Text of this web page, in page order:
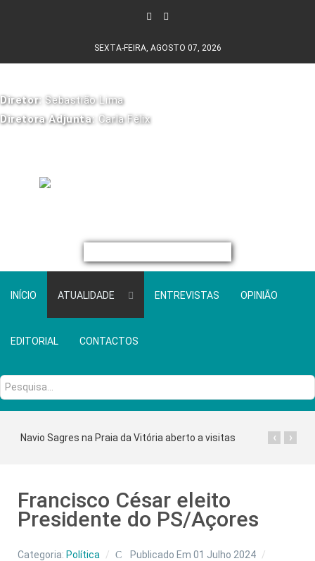
SEXTA-FEIRA, AGOSTO 07, 2026
Diretor: Sebastião Lima
Diretora Adjunta: Carla Félix
INÍCIO ATUALIDADE ENTREVISTAS OPINIÃO
EDITORIAL CONTACTOS
Pesquisa...
Navio Sagres na Praia da Vitória aberto a visitas ›
‹
Francisco César eleito
Presidente do PS/Açores
Categoria: Política
Publicado Em 01 Julho 2024